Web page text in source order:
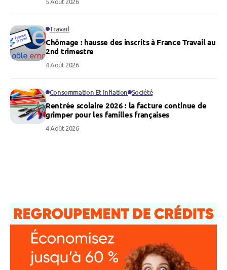
Travail
Chômage : hausse des inscrits à France Travail au
2nd trimestre
4 Août 2026
Consommation Et Inflation Société
Rentrée scolaire 2026 : la facture continue de
grimper pour les familles françaises
4 Août 2026